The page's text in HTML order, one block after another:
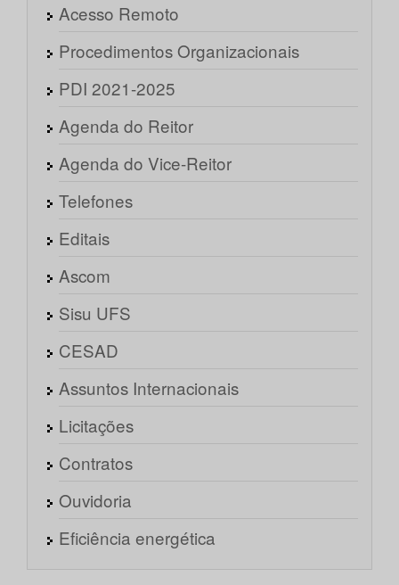
Acesso Remoto
Procedimentos Organizacionais
PDI 2021-2025
Agenda do Reitor
Agenda do Vice-Reitor
Telefones
Editais
Ascom
Sisu UFS
CESAD
Assuntos Internacionais
Licitações
Contratos
Ouvidoria
Eficiência energética